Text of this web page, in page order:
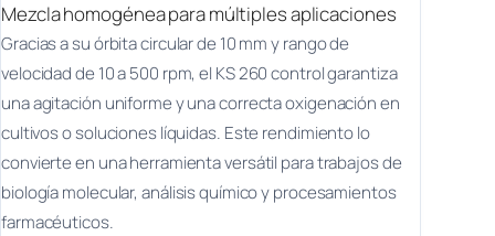
Mezcla homogénea para múltiples aplicaciones
Gracias a su órbita circular de 10 mm y rango de
velocidad de 10 a 500 rpm, el KS 260 control garantiza
una agitación uniforme y una correcta oxigenación en
cultivos o soluciones líquidas. Este rendimiento lo
convierte en una herramienta versátil para trabajos de
biología molecular, análisis químico y procesamientos
farmacéuticos.